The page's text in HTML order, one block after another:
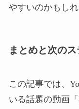
やすいのかもしれ
まとめと次の
この記事では、
いる話題の動画